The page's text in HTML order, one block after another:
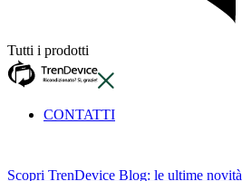
Tutti i prodotti
CONTATTI
Scopri TrenDevice Blog: le ultime novità